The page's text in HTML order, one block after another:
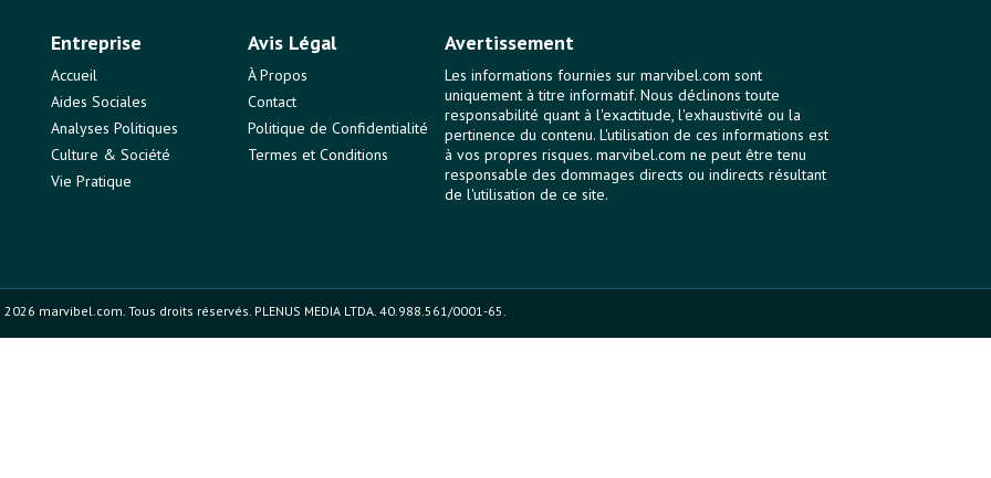
Entreprise
Accueil
Aides Sociales
Analyses Politiques
Culture & Société
Vie Pratique
Avis Légal
À Propos
Contact
Politique de Confidentialité
Termes et Conditions
Avertissement
Les informations fournies sur marvibel.com sont
uniquement à titre informatif. Nous déclinons toute
responsabilité quant à l'exactitude, l'exhaustivité ou la
pertinence du contenu. L'utilisation de ces informations est
à vos propres risques. marvibel.com ne peut être tenu
responsable des dommages directs ou indirects résultant
de l'utilisation de ce site.
marvibel.com. Tous droits réservés. PLENUS MEDIA LTDA. 40.988.561/0001-65.